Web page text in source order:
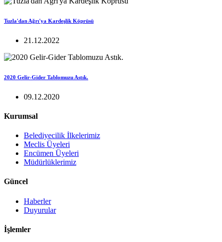
Tuzla'dan Ağrı'ya Kardeşlik Köprüsü
21.12.2022
2020 Gelir-Gider Tablomuzu Astık.
09.12.2020
Kurumsal
Belediyecilik İlkelerimiz
Meclis Üyeleri
Encümen Üyeleri
Müdürlüklerimiz
Güncel
Haberler
Duyurular
İşlemler